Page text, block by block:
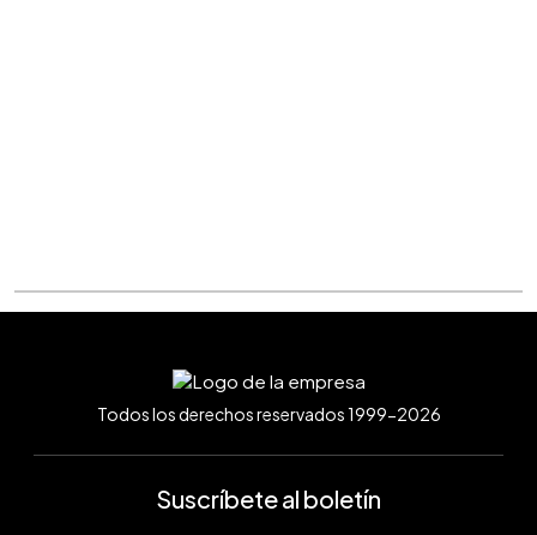
Todos los derechos reservados 1999-2026
Suscríbete al boletín